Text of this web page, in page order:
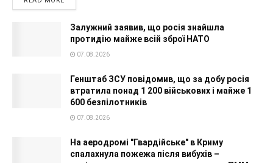
Залужний заявив, що росія знайшла
протидію майже всій зброї НАТО
07.08.2026
Генштаб ЗСУ повідомив, що за добу росія
втратила понад 1 200 військових і майже 1
600 безпілотників
07.08.2026
На аеродромі "Гвардійське" в Криму
спалахнула пожежа після вибухів –